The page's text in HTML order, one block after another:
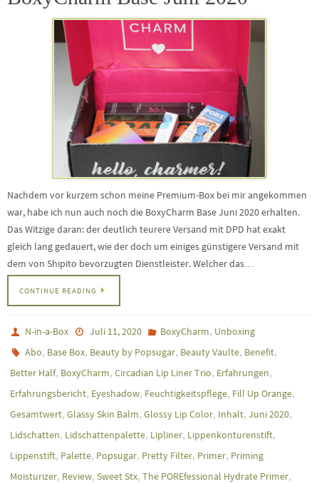
Nachdem vor kurzem schon meine Premium-Box bei mir angekommen
war, habe ich nun auch noch die BoxyCharm Base Juni 2020 erhalten.
Das Witzige daran: der deutlich teurere Versand mit DPD hat exakt
gleich lang gedauert, wie der doch um einiges günstigere Versand mit
dem von Shipito bevorzugten Dienstleister. Welcher das…
CONTINUE READING
N-in-a-Box Juli 11, 2020 BoxyCharm, Unboxing
Abo, Base Box, Beauty by Popsugar, Beauty Vaulte, Benefit,
Better Half, BoxyCharm, Circadian Lip Liner Trio, Erfahrungen,
Erfahrungsbericht, Eyeshadow, Feuchtigkeitspflege, Fill Up Orange,
Gesamtwert, Glassy Skin Balm, Glossy Lip Color, Inhalt, Juni 2020,
Lidschatten, Lidschattenpalette, Lipliner, Lippenkonturenstift,
Lippenstift, Palette, Popsugar, Pretty Filter, Primer, Priming
Moisturizer, Review, Sweet Stx, The POREfessional Hydrate Primer,